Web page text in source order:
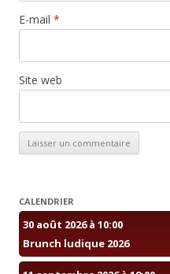
E-mail *
Site web
CALENDRIER
30 août 2026 à 10:00
Brunch ludique 2026